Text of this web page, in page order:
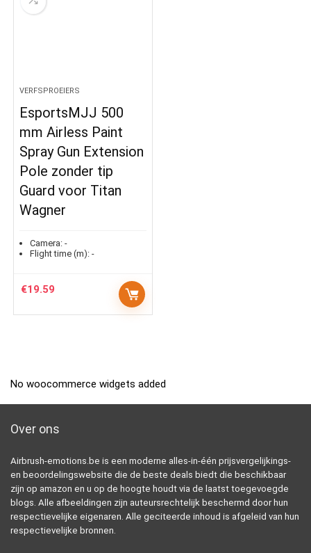
VERFSPROEIERS
EsportsMJJ 500
mm Airless Paint
Spray Gun Extension
Pole zonder tip
Guard voor Titan
Wagner
Camera: -
Flight time (m): -
€19.59
No woocommerce widgets added
Over ons
Airbrush-emotions.be is een moderne alles-in-één prijsvergelijkings-
en beoordelingswebsite die de beste deals biedt die beschikbaar
zijn op amazon en u op de hoogte houdt via de laatst toegevoegde
blogs. Alle afbeeldingen zijn auteursrechtelijk beschermd door hun
respectievelijke eigenaren. Alle geciteerde inhoud is afgeleid van hun
respectievelijke bronnen.